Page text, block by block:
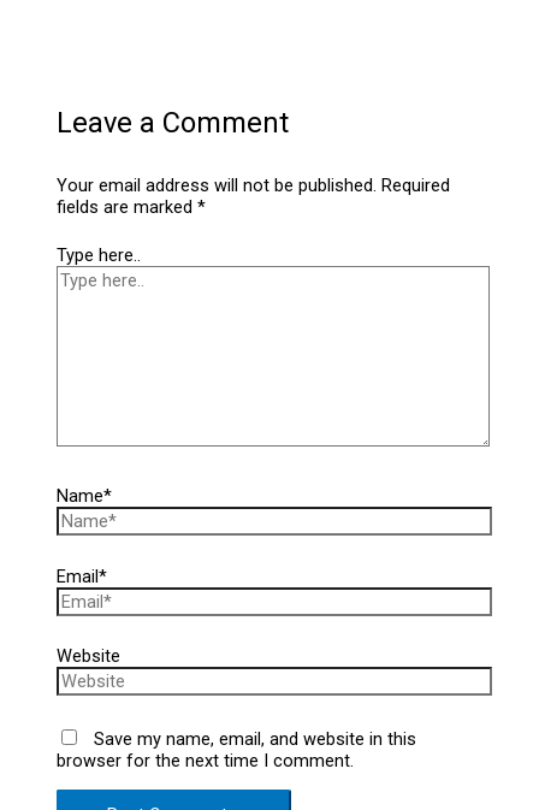
Leave a Comment
Your email address will not be published. Required
fields are marked*
Type here..
Name*
Email*
Website
Save my name, email, and website in this
browser for the next time I comment.